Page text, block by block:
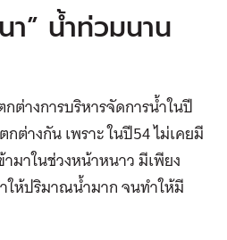
า” น้ำท่วมนาน
ต่างการบริหารจัดการน้ำในปี
ต่างกัน เพราะ ในปี54 ไม่เคยมี
มาในช่วงหน้าหนาว มีเพียง
ห้ปริมาณน้ำมาก จนทำให้มี